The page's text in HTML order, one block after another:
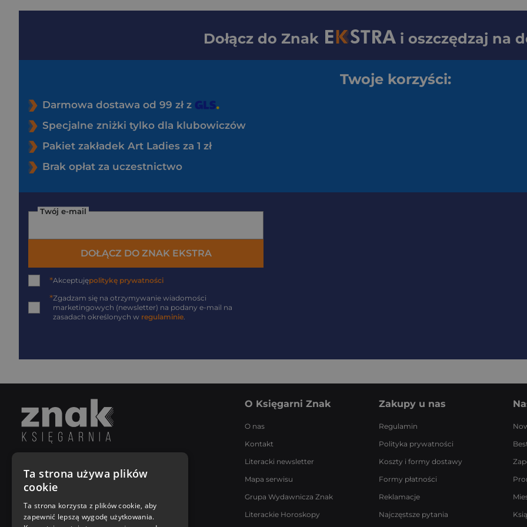
Dołącz do Znak i oszczędzaj na
Twoje korzyści:
Darmowa dostawa od 99 zł z
Specjalne zniżki tylko dla klubowiczów
Pakiet zakładek Art Ladies za 1 zł
Brak opłat za uczestnictwo
Twój e-mail
DOŁĄCZ DO ZNAK EKSTRA
*Akceptujępolitykę prywatności
*Zgadzam się na otrzymywanie wiadomości
marketingowych (newsletter) na podany e-mail na
zasadach określonych w regulaminie.
Poniedziałek - Piątek
8:00 - 18:00
[email protected]
Bądź z nami na bieżąco
O Księgarni Znak
O nas
Kontakt
Literacki newsletter
Mapa serwisu
Grupa Wydawnicza Znak
Literackie Horoskopy
Zakupy u nas
Regulamin
Polityka prywatności
Koszty i formy dostawy
Formy płatności
Reklamacje
Najczęstsze pytania
Ta strona używa plików
cookie
Ta strona korzysta z plików cookie, aby
zapewnić lepszą wygodę użytkowania.